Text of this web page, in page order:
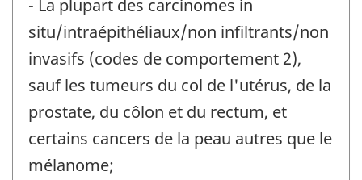
- La plupart des carcinomes in
situ/intraépithéliaux/non infiltrants/non
invasifs (codes de comportement 2),
sauf les tumeurs du col de l'utérus, de la
prostate, du côlon et du rectum, et
certains cancers de la peau autres que le
mélanome;